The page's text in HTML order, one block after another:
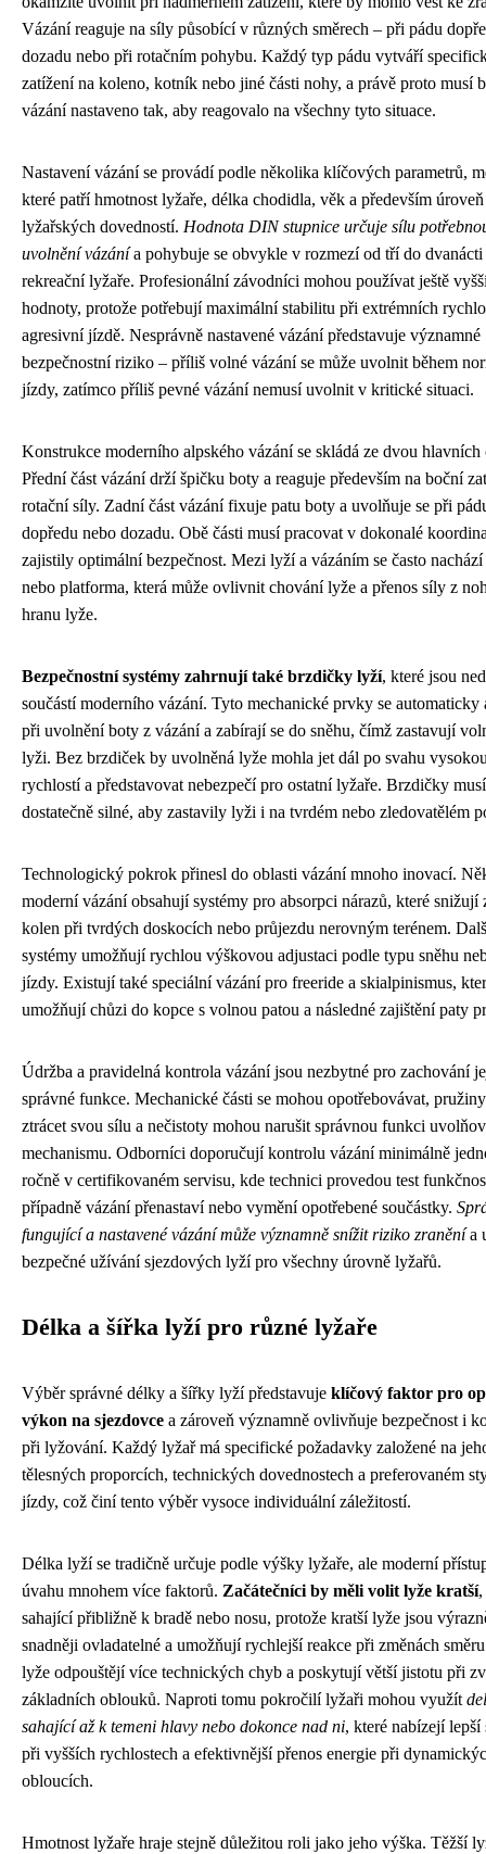
Vázání reaguje na síly působící v různých směrech – při pádu
dozadu nebo při rotačním pohybu. Každý typ pádu vytváří
zatížení na koleno, kotník nebo jiné části nohy, a právě proto musí
vázání nastaveno tak, aby reagovalo na všechny tyto situace.
Nastavení vázání se provádí podle několika klíčových parametrů,
které patří hmotnost lyžaře, délka chodidla, věk a především úroveň
lyžařských dovedností. Hodnota DIN stupnice určuje sílu
uvolnění vázánía pohybuje se obvykle v rozmezí od tří do dvanácti
rekreační lyžaře. Profesionální závodníci mohou používat ještě
hodnoty, protože potřebují maximální stabilitu při extrémních
agresivní jízdě. Nesprávně nastavené vázání představuje významné
bezpečnostní riziko – příliš volné vázání se může uvolnit během
jízdy, zatímco příliš pevné vázání nemusí uvolnit v kritické situaci.
Konstrukce moderního alpského vázání se skládá ze dvou hlavních
Přední část vázání drží špičku boty a reaguje především na boční
rotační síly. Zadní část vázání fixuje patu boty a uvolňuje se při
dopředu nebo dozadu. Obě části musí pracovat v dokonalé
zajistily optimální bezpečnost. Mezi lyží a vázáním se často nachází
nebo platforma, která může ovlivnit chování lyže a přenos síly z
hranu lyže.
Bezpečnostní systémy zahrnují také brzdičky lyží, které jsou
součástí moderního vázání. Tyto mechanické prvky se
při uvolnění boty z vázání a zabírají se do sněhu, čímž zastavují
lyži. Bez brzdiček by uvolněná lyže mohla jet dál po svahu
rychlostí a představovat nebezpečí pro ostatní lyžaře. Brzdičky
dostatečně silné, aby zastavily lyži i na tvrdém nebo zledovatělém
Technologický pokrok přinesl do oblasti vázání mnoho inovací.
moderní vázání obsahují systémy pro absorpci nárazů, které snižují
kolen při tvrdých doskocích nebo průjezdu nerovným terénem.
systémy umožňují rychlou výškovou adjustaci podle typu sněhu
jízdy. Existují také speciální vázání pro freeride a skialpinismus,
umožňují chůzi do kopce s volnou patou a následné zajištění paty
Údržba a pravidelná kontrola vázání jsou nezbytné pro zachování
správné funkce. Mechanické části se mohou opotřebovávat,
ztrácet svou sílu a nečistoty mohou narušit správnou funkci
mechanismu. Odborníci doporučují kontrolu vázání minimálně
ročně v certifikovaném servisu, kde technici provedou test
případně vázání přenastaví nebo vymění opotřebené součástky.
fungující a nastavené vázání může významně snížit riziko zraněnía
bezpečné užívání sjezdových lyží pro všechny úrovně lyžařů.
Délka a šířka lyží pro různé lyžaře
Výběr správné délky a šířky lyží představuje klíčový faktor pro
výkon na sjezdovce a zároveň významně ovlivňuje bezpečnost i
při lyžování. Každý lyžař má specifické požadavky založené na
tělesných proporcích, technických dovednostech a preferovaném
jízdy, což činí tento výběr vysoce individuální záležitostí.
Délka lyží se tradičně určuje podle výšky lyžaře, ale moderní
úvahu mnohem více faktorů. Začátečníci by měli volit lyže kratší,
sahající přibližně k bradě nebo nosu, protože kratší lyže jsou
snadněji ovladatelné a umožňují rychlejší reakce při změnách
lyže odpouštějí více technických chyb a poskytují větší jistotu při
základních oblouků. Naproti tomu pokročilí lyžaři mohou využít
sahající až k temeni hlavy nebo dokonce nad ni, které nabízejí lepší
při vyšších rychlostech a efektivnější přenos energie při
obloucích.
Hmotnost lyžaře hraje stejně důležitou roli jako jeho výška. Těžší